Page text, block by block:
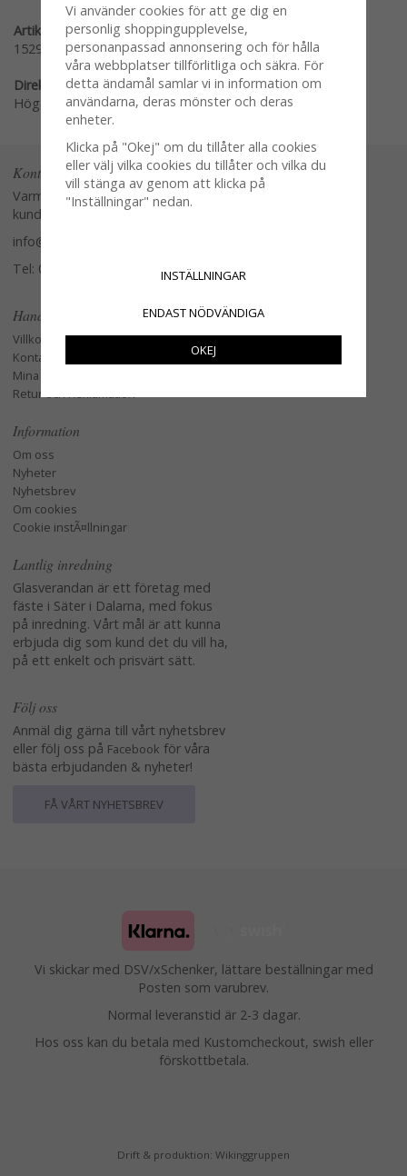
Artikelnummer:
1529-1
Direktlänk:
Högerklicka och kopiera adressen
Kontakta oss
Varmt välkommen att kontakta vår
kundtjänst.
info@glasverandan.se
Tel: 079-3495968
Handla
Villkor
Kontakta oss
Mina favoriter
Retur och Reklamation
Information
Om oss
Nyheter
Nyhetsbrev
Om cookies
Cookie instÃ¤llningar
Lantlig inredning
Glasverandan är ett företag med
fäste i Säter i Dalarna, med fokus
på inredning. Vårt mål är att kunna
erbjuda dig som kund det du vill ha,
på ett enkelt och prisvärt sätt.
Följ oss
Anmäl dig gärna till vårt nyhetsbrev
eller följ oss på Facebook för våra
bästa erbjudanden & nyheter!
FÅ VÅRT NYHETSBREV
Vi skickar med DSV/xSchenker, lättare beställningar med
Posten som varubrev.
Normal leveranstid är 2-3 dagar.
Hos oss kan du betala med Kustomcheckout, swish eller
förskottbetala.
Drift & produktion: Wikinggruppen
Vi använder cookies för att ge dig en
personlig shoppingupplevelse,
personanpassad annonsering och för hålla
våra webbplatser tillförlitliga och säkra. För
detta ändamål samlar vi in information om
användarna, deras mönster och deras
enheter.
Klicka på "Okej" om du tillåter alla cookies
eller välj vilka cookies du tillåter och vilka du
vill stänga av genom att klicka på
"Inställningar" nedan.
INSTÄLLNINGAR
ENDAST NÖDVÄNDIGA
OKEJ